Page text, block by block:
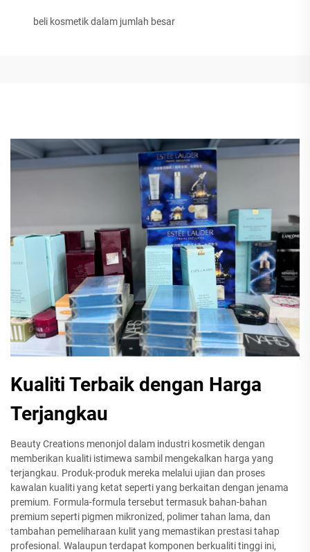
beli kosmetik dalam jumlah besar
Kualiti Terbaik dengan Harga
Terjangkau
Beauty Creations menonjol dalam industri kosmetik dengan
memberikan kualiti istimewa sambil mengekalkan harga yang
terjangkau. Produk-produk mereka melalui ujian dan proses
kawalan kualiti yang ketat seperti yang berkaitan dengan jenama
premium. Formula-formula tersebut termasuk bahan-bahan
premium seperti pigmen mikronized, polimer tahan lama, dan
tambahan pemeliharaan kulit yang memastikan prestasi tahap
profesional. Walaupun terdapat komponen berkualiti tinggi ini,